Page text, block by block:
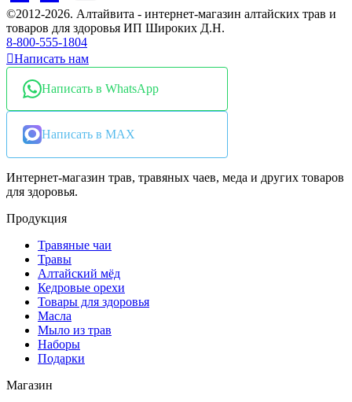
©2012-2026. Алтайвита - интернет-магазин алтайских трав и
товаров для здоровья ИП Широких Д.Н.
8-800-555-1804
Написать нам
Написать в WhatsApp
Написать в MAX
Интернет-магазин трав, травяных чаев, меда и других товаров
для здоровья.
Продукция
Травяные чаи
Травы
Алтайский мёд
Кедровые орехи
Товары для здоровья
Масла
Мыло из трав
Наборы
Подарки
Магазин